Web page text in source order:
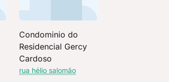
Condominio do
Residencial Gercy
Cardoso
rua hélio salomão